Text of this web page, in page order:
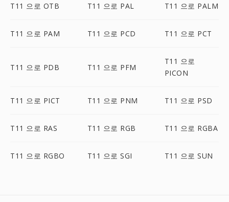
T11 으로 OTB T11 으로 PAL T11 으로 PALM
T11 으로 PAM T11 으로 PCD T11 으로 PCT
T11 으로 PDB T11 으로 PFM
T11 으로
PICON
T11 으로 PICT T11 으로 PNM T11 으로 PSD
T11 으로 RAS T11 으로 RGB T11 으로 RGBA
T11 으로 RGBO T11 으로 SGI T11 으로 SUN